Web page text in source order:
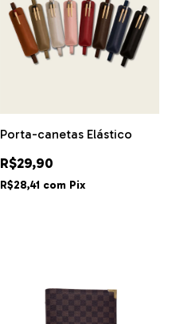
Porta-canetas Elástico
R$29,90
R$28,41 com Pix